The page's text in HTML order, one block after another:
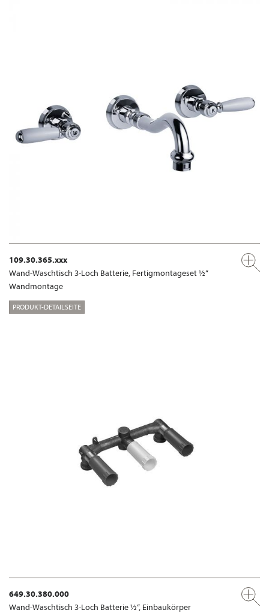
109.30.365.xxx
Wand-Waschtisch 3-Loch Batterie, Fertigmontageset ½“
Wandmontage
PRODUKT-DETAILSEITE
649.30.380.000
Wand-Waschtisch 3-Loch Batterie ½“, Einbaukörper